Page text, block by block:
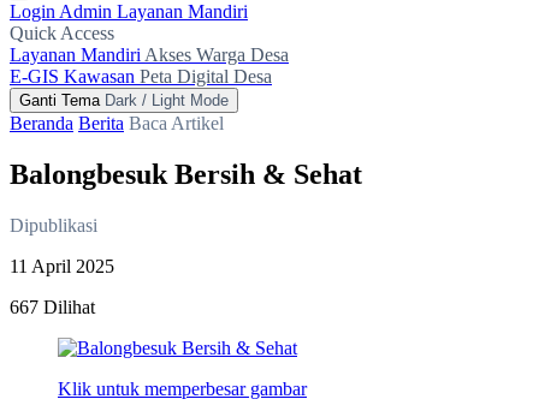
Login Admin Layanan Mandiri
Quick Access
Layanan Mandiri Akses Warga Desa
E-GIS Kawasan Peta Digital Desa
Ganti Tema Dark / Light Mode
Beranda Berita Baca Artikel
Balongbesuk Bersih & Sehat
Dipublikasi
11 April 2025
667 Dilihat
Klik untuk memperbesar gambar